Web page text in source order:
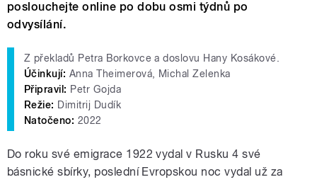
poslouchejte online po dobu osmi týdnů po
odvysílání.
Z překladů Petra Borkovce a doslovu Hany Kosákové.
Účinkují: Anna Theimerová, Michal Zelenka
Připravil: Petr Gojda
Režie: Dimitrij Dudík
Natočeno: 2022
Do roku své emigrace 1922 vydal v Rusku 4 své
básnické sbírky, poslední Evropskou noc vydal už za